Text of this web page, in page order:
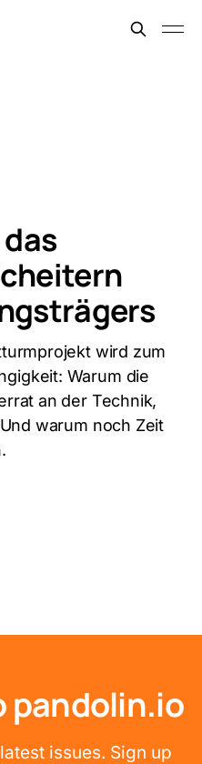
wird zum
Warum die
an der Technik,
warum noch Zeit
pandolin.io
issues. Sign up